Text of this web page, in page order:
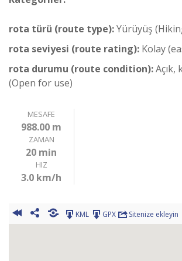
Yürüyüş – Sahil Rotası (Hiking –
rota türü (route type):Yürüyüş
rota seviyesi (route rating): Kolay
rota durumu (route condition):Açık,
(Open for use)
MESAFE
988.00 m
ZAMAN
20 min
HIZ
3.0 km/h
KML GPX Sitenize ekleyin